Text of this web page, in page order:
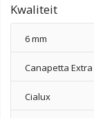
Kwaliteit
6 mm
Canapetta Extra
Cialux